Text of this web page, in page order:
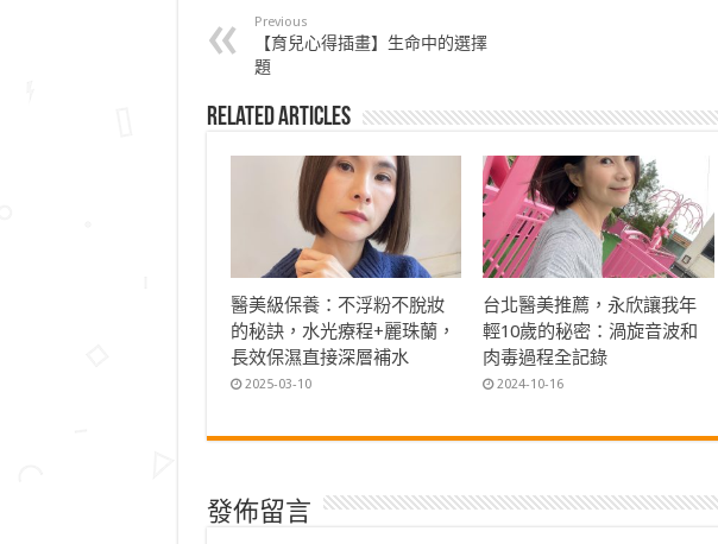
Previous
【育兒心得插畫】生命中的選擇
題
Related Articles
醫美級保養：不浮粉不脫妝
的秘訣，水光療程+麗珠蘭，
長效保濕直接深層補水
2025-03-10
台北醫美推薦，永欣讓我年
輕10歲的秘密：渦旋音波和
肉毒過程全記錄
2024-10-16
發佈留言